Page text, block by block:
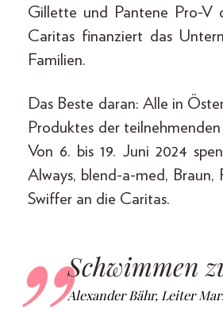
Gillette und Pantene Pro-V
Caritas finanziert das
Familien.
Das Beste daran: Alle in
Produktes der
Von 6. bis 19. Juni 2024
Always, blend-a-med, Braun,
Swiffer an die Caritas.
Schwimmen
Alexander Bähr, Leiter